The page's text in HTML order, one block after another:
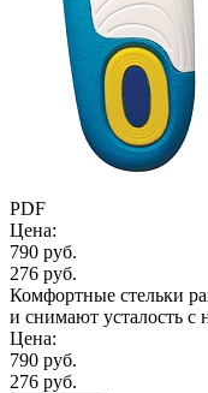
PDF
Цена:
790 руб.
276 руб.
Комфортные стельки
и снимают усталость с
Цена:
790 руб.
276 руб.